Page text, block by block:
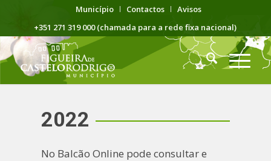
Município Contactos
Avisos
+351 271 319 000 (chamada para a rede fixa nacional)
2022
No Balcão Online pode consultar e